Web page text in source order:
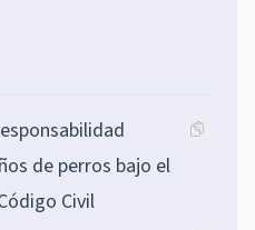
de perros bajo el
Civil